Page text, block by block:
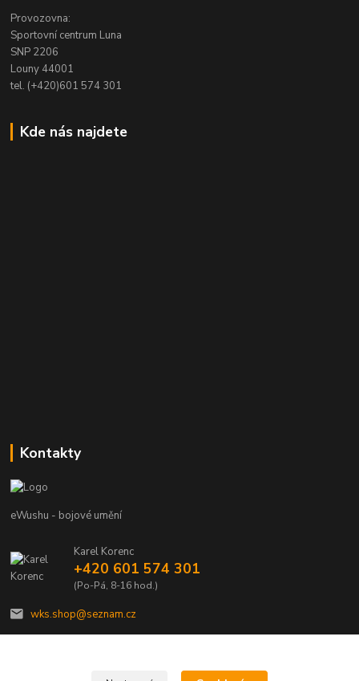
Provozovna:
Sportovní centrum Luna
SNP 2206
Louny 44001
tel. (+420)601 574 301
Kde nás najdete
Kontakty
eWushu - bojové umění
Karel Korenc
+420 601 574 301
(Po-Pá, 8-16 hod.)
wks.shop@seznam.cz